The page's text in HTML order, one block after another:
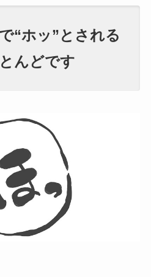
“ホッ”とされる
んどです